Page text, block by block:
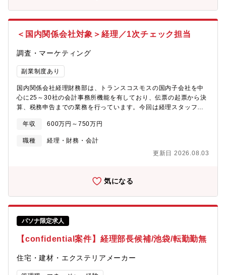
働き方が可能です。【組織構成】経理財務部３名【同社につい
て】同社は住宅業界では数少ないITを積極的に活用するベンチャ
ー企業です。住宅地盤業界の「見える化」を推進し、住生活エー
ジェントとして専門的な知識やノウハウをもとに公正中立な立場
で、生活者と供給者との情報格差を埋めるビジネスモデルを構築
してきました。BtoBアプリ、BtoC向アプリやWEBサービスを
次々リリースし戸建て住宅業界に革命を巻き起こしています。グ
ループのスローガン「幸せは、JIBANの上に築かれる。」の下、
総合住生活産業を展開する企業体として、グループ企業間におけ
るシナジーを最大限追求しています。
＜国内関係会社対象＞経理／1次チェック担当
調査・マーケティング
副業制度あり
国内関係会社経理財務部は、トランスコスモスの国内子会社を中
心に25～30社の会計事務所機能を有しており、伝票の起票から決
算、税務申告までの業務を行っています。今回は経理スタッフが
します。経理業務及び税務申告業務を行うスタッフへの指導及び
確認業務が主な業務です。【主な業務】■国内関係会社の経理業務
（伝票入力から月次決算、年次決算まで）の一次確認■国内関係会
社の税務申告（法人税、消費税、償却資産税）の一次確認■国内関
経理業務（伝票入力～月次/年次決算まで）から税務申告までの一
チアップしていただきます。3か月～半年後には、一次確認者とし
す。親会社としての子会社統制の観点から、経理業務を通して会
て対応方針を検討し、リスクへの対処を促す事も重要な役割とな
陣【仕事の魅力・やりがい】プライム上場企業の連結子会社は上
場企業の経理基準を満たす処理が求められます。子会社の経理担
年収 600万円～750万円
職種
経理・財務・会計
更新日 2026.08.03
気になる
パソナ限定求人
【confidential案件】経理部長候補/池袋/転勤勤無
住宅・建材・エクステリアメーカー